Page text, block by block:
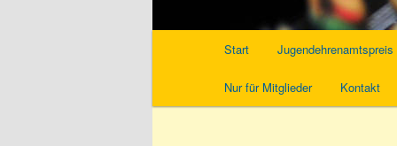
Start Jugendehrenamtspreis
Nur für Mitglieder Kontakt